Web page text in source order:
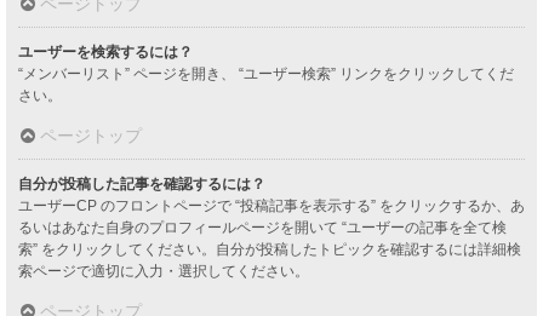
ユーザーを検索するには？
“メンバーリスト” ページを開き、 “ユーザー検索” リンクをクリックしてくだ
さい。
ページトップ
自分が投稿した記事を確認するには？
ユーザーCP のフロントページで “投稿記事を表示する” をクリックするか、あ
るいはあなた自身のプロフィールページを開いて “ユーザーの記事を全て検
索” をクリックしてください。自分が投稿したトピックを確認するには詳細検
索ページで適切に入力・選択してください。
ページトップ